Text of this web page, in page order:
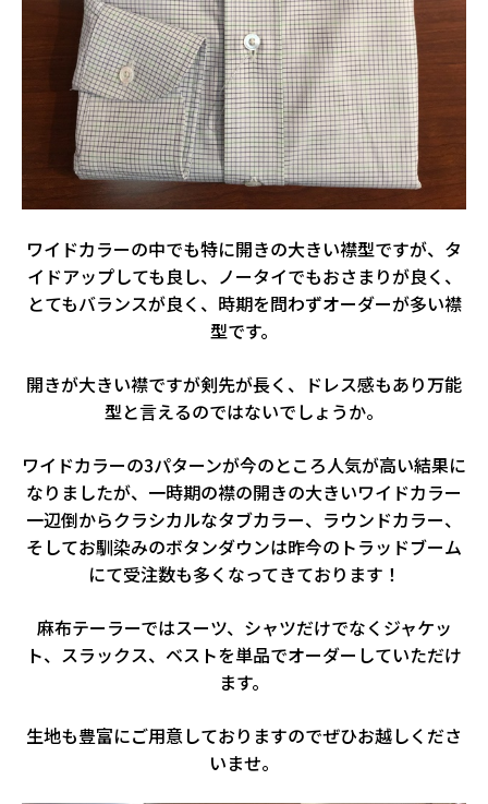
ワイドカラーの中でも特に開きの大きい襟型ですが、タ
イドアップしても良し、ノータイでもおさまりが良く、
とてもバランスが良く、時期を問わずオーダーが多い襟
型です。
開きが大きい襟ですが剣先が長く、ドレス感もあり万能
型と言えるのではないでしょうか。
ワイドカラーの3パターンが今のところ人気が高い結果に
なりましたが、一時期の襟の開きの大きいワイドカラー
一辺倒からクラシカルなタブカラー、ラウンドカラー、
そしてお馴染みのボタンダウンは昨今のトラッドブーム
にて受注数も多くなってきております！
麻布テーラーではスーツ、シャツだけでなくジャケッ
ト、スラックス、ベストを単品でオーダーしていただけ
ます。
生地も豊富にご用意しておりますのでぜひお越しくださ
いませ。